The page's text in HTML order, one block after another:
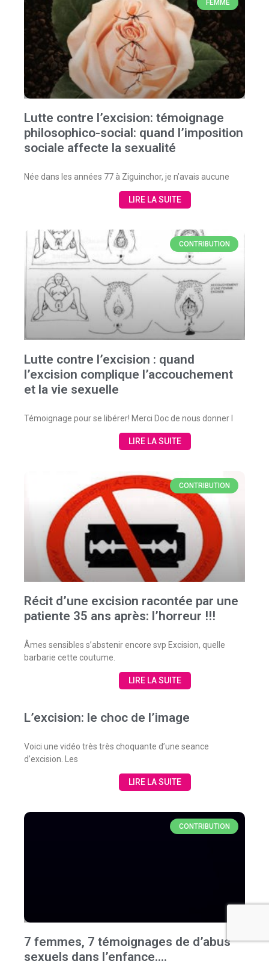
FEMME
Lutte contre l’excision: témoignage
philosophico-social: quand l’imposition
sociale affecte la sexualité
Née dans les années 77 à Ziguinchor, je n’avais aucune
LIRE LA SUITE
CONTRIBUTION
Lutte contre l’excision : quand
l’excision complique l’accouchement
et la vie sexuelle
Témoignage pour se libérer! Merci Doc de nous donner l
LIRE LA SUITE
CONTRIBUTION
Récit d’une excision racontée par une
patiente 35 ans après: l’horreur !!!
Âmes sensibles s’abstenir encore svp Excision, quelle
barbarie cette coutume.
LIRE LA SUITE
L’excision: le choc de l’image
Voici une vidéo très très choquante d’une seance
d’excision. Les
LIRE LA SUITE
CONTRIBUTION
7 femmes, 7 témoignages de d’abus
sexuels dans l’enfance….